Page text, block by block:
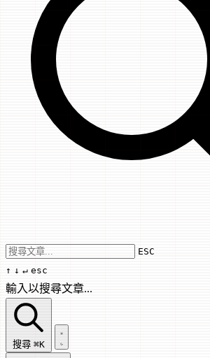
Use arrow keys
ESC
↑ ↓ ↵ esc
輸入以搜尋文章...
搜尋文章...
搜尋 ⌘K